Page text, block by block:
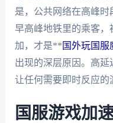
是，公共网络在高峰
早高峰地铁里的乘客，
加，才是** 国外玩国服
出现的深层原因。高延
让任何需要即时反应的
国服游戏加